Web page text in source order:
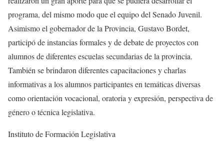
programa, del mismo modo que el equipo del Senado Juvenil.
Asimismo el gobernador de la Provincia, Gustavo Bordet,
participó de instancias formales y de debate de proyectos con
alumnos de diferentes escuelas secundarias de la provincia.
También se brindaron diferentes capacitaciones y charlas
informativas a los alumnos participantes en temáticas diversas
como orientación vocacional, oratoria y expresión, perspectiva de
género o técnica legislativa.
Instituto de Formación Legislativa